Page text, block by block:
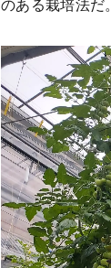
のある栽培法だ